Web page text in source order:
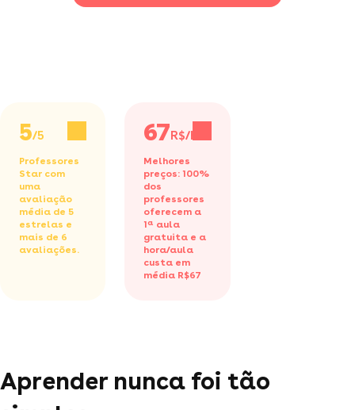
5/5
Professores
Star com
uma
avaliação
média de 5
estrelas e
mais de 6
avaliações.
67R$/h
Melhores
preços: 100%
dos
professores
oferecem a
1ª aula
gratuita e a
hora/aula
custa em
média R$67
Aprender nunca foi tão